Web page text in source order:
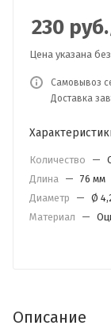
230 руб.
Цена указана
Самовывоз
Доставка
Количество —
Длина — 76 мм
Диаметр
— Ø
Материал
—
Описание